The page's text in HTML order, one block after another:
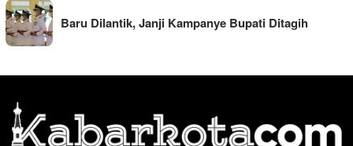
Baru Dilantik, Janji Kampanye Bupati Ditagih